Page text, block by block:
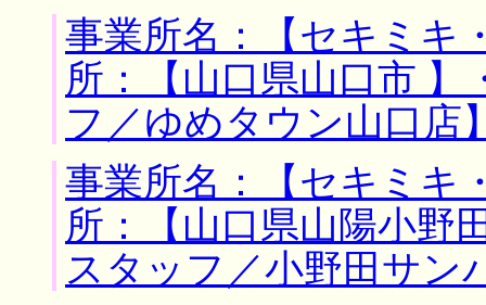
事業所名：【セキミ
所：【山口県山口市
フ／ゆめタウン山口店
事業所名：【セキミ
所：【山口県山陽小野
スタッフ／小野田サン